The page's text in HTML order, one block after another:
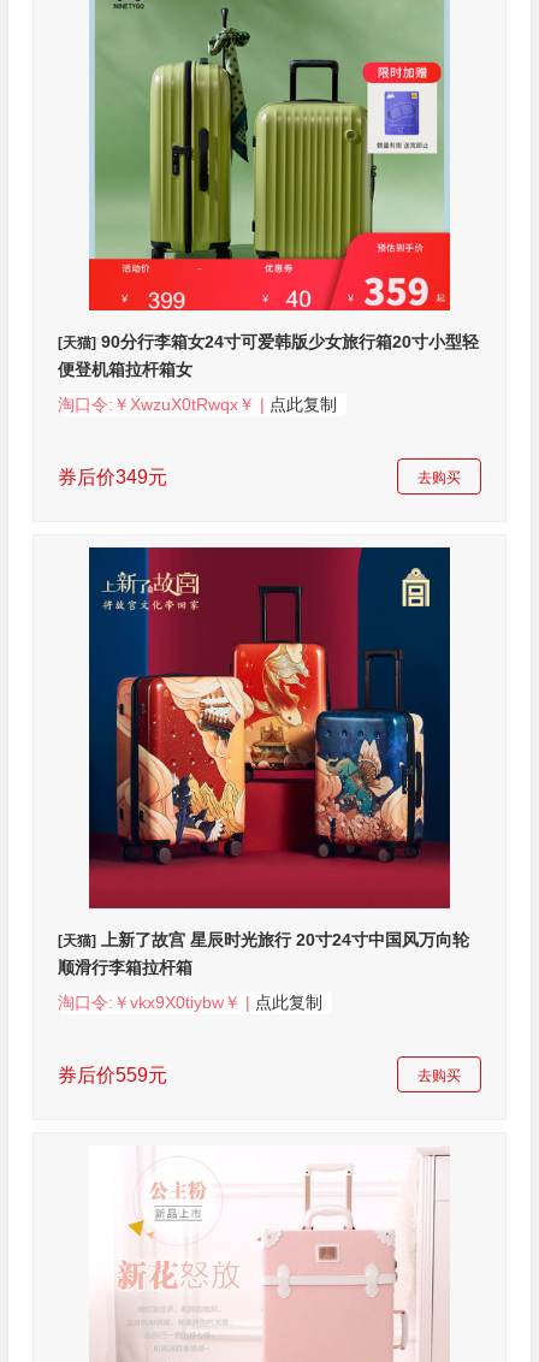
[天猫]90分行李箱女24寸可爱韩版少女旅行箱20寸小型轻
便登机箱拉杆箱女
淘口令:￥XwzuX0tRwqx￥ | 点此复制
券后价349元 去购买
[天猫]上新了故宫 星辰时光旅行 20寸24寸中国风万向轮
顺滑行李箱拉杆箱
淘口令:￥vkx9X0tiybw￥ | 点此复制
券后价559元 去购买